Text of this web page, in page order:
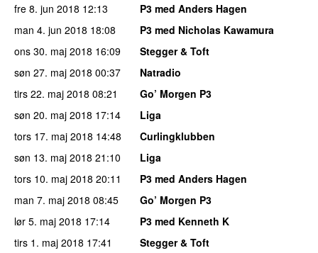
fre 8. jun 2018 12:13
P3 med Anders Hagen
man 4. jun 2018 18:08
P3 med Nicholas Kawamura
ons 30. maj 2018 16:09
Stegger & Toft
søn 27. maj 2018 00:37
Natradio
tirs 22. maj 2018 08:21
Go’ Morgen P3
søn 20. maj 2018 17:14
Liga
tors 17. maj 2018 14:48
Curlingklubben
søn 13. maj 2018 21:10
Liga
tors 10. maj 2018 20:11
P3 med Anders Hagen
man 7. maj 2018 08:45
Go’ Morgen P3
lør 5. maj 2018 17:14
P3 med Kenneth K
tirs 1. maj 2018 17:41
Stegger & Toft